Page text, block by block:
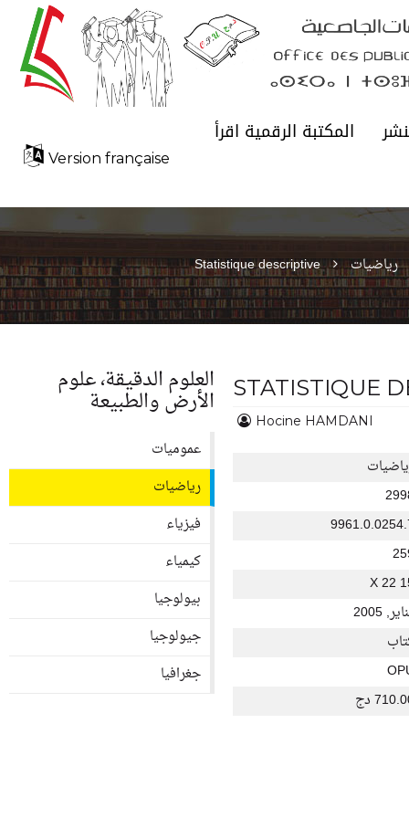
المكتبة الرقمية اقرأ
Version française
رياضيات Statistique descriptive
STATISTIQUE
Hocine HAMDANI
15
2005
دج
العلوم الدقيقة، علوم
الأرض والطبيعة
عموميات
رياضيات
فيزياء
كيمياء
بيولوجيا
جيولوجيا
جغرافيا